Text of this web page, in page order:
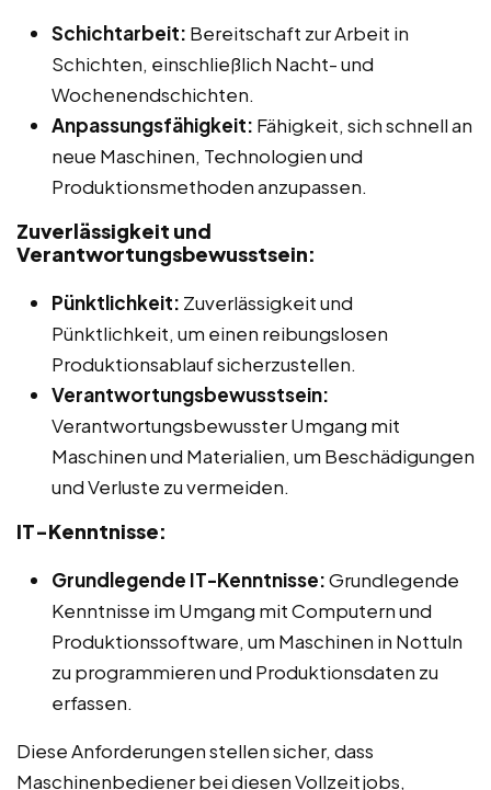
Schichtarbeit: Bereitschaft zur Arbeit in
Schichten, einschließlich Nacht- und
Wochenendschichten.
Anpassungsfähigkeit: Fähigkeit, sich schnell an
neue Maschinen, Technologien und
Produktionsmethoden anzupassen.
Zuverlässigkeit und
Verantwortungsbewusstsein:
Pünktlichkeit: Zuverlässigkeit und
Pünktlichkeit, um einen reibungslosen
Produktionsablauf sicherzustellen.
Verantwortungsbewusstsein:
Verantwortungsbewusster Umgang mit
Maschinen und Materialien, um Beschädigungen
und Verluste zu vermeiden.
IT-Kenntnisse:
Grundlegende IT-Kenntnisse:Grundlegende
Kenntnisse im Umgang mit Computern und
Produktionssoftware, um Maschinen in Nottuln
zu programmieren und Produktionsdaten zu
erfassen.
Diese Anforderungen stellen sicher, dass
Maschinenbediener bei diesen Vollzeitjobs,